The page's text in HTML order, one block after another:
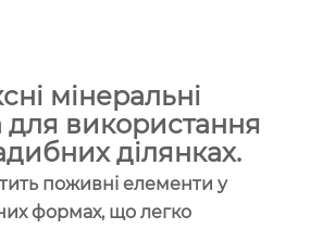
мінеральні
використання
ділянках.
поживні елементи у
формах, що легко